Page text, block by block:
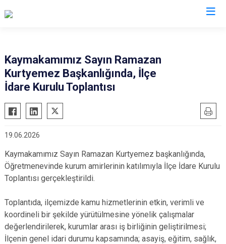
Aladağ
Feke
Karataş
Kozan
Saimbeyli
Sarıçam
Kaymakamımız Sayın Ramazan
Kurtyemez Başkanlığında, İlçe
İdare Kurulu Toplantısı
19.06.2026
Kaymakamımız Sayın Ramazan Kurtyemez başkanlığında,
Öğretmenevinde kurum amirlerinin katılımıyla İlçe İdare Kurulu
Toplantısı gerçekleştirildi.
Toplantıda, ilçemizde kamu hizmetlerinin etkin, verimli ve
koordineli bir şekilde yürütülmesine yönelik çalışmalar
değerlendirilerek, kurumlar arası iş birliğinin geliştirilmesi;
İlçenin genel idari durumu kapsamında; asayiş, eğitim, sağlık,